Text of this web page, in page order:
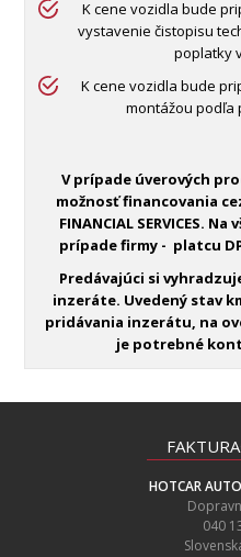
K cene vozidla bude
vystavenie čistopisu
poplatky
K cene vozidla bude
montážou podľa
V prípade úverových
možnosť financovania
FINANCIAL SERVICES.
prípade firmy - platcu
Predávajúci si
inzeráte. Uvedený stav
pridávania inzerátu, na
je potrebné
HOTCAR
040